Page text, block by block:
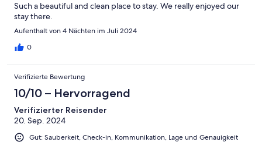
Such a beautiful and clean place to stay. We really enjoyed our
stay there.
Aufenthalt von 4 Nächten im Juli 2024
0
Verifizierte Bewertung
10/10 – Hervorragend
Verifizierter Reisender
20. Sep. 2024
Gut: Sauberkeit, Check-in, Kommunikation, Lage und Genauigkeit